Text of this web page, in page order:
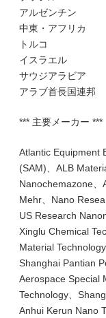
アルゼンチン
中東・アフリカ
トルコ
イスラエル
サウジアラビア
アラブ首長国連邦
*** 主要メーカー ***
Atlantic Equipment
(SAM)、ALB
Nanochemazone
Mehr、Nano
US Research
Xinglu Chemical
Material
Shanghai Pantian
Aerospace Special
Technology、
Anhui Kerun Nano